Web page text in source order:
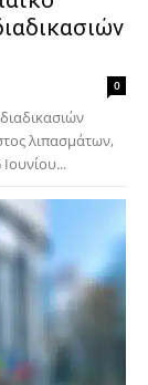
0
λιπασμάτων,